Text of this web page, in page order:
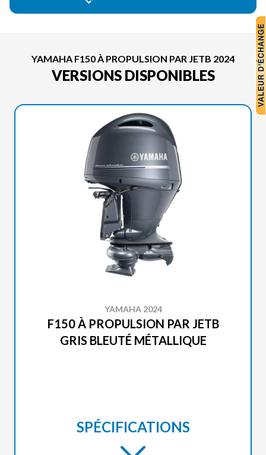
YAMAHA F150 À PROPULSION PAR JETB 2024
VERSIONS DISPONIBLES
YAMAHA 2024
F150 À PROPULSION PAR JETB
GRIS BLEUTÉ MÉTALLIQUE
SPÉCIFICATIONS